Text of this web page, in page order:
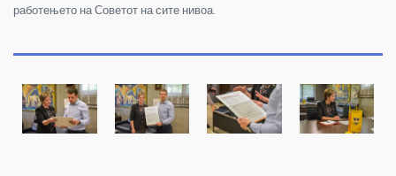
работењето на Советот на сите нивоа.